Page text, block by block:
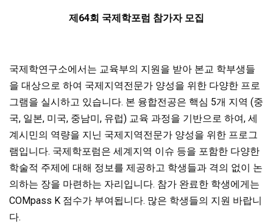
제64회 국제학포럼 참가자 모집
국제학연구소에서는 교육부의 지원을 받아 본교 학부생들
을 대상으로 하여 국제지역전문가 양성을 위한 다양한 프로
그램을 실시하고 있습니다. 본 융합전공은 핵심 5개 지역 (중
국, 일본, 미국, 중남미, 유럽) 교육 과정을 기반으로 하여, 세
계시민의 역량을 지닌 국제지역전문가 양성을 위한 프로그
램입니다. 국제학포럼은 세계지역 이슈 등을 포함한 다양한
학술적 주제에 대해 정보를 제공하고 학생들과 격의 없이 논
의하는 장을 마련하는 자리입니다. 참가 완료한 학생에게는
COMpass K 점수가 부여됩니다. 많은 학생들의 지원 바랍니
다.